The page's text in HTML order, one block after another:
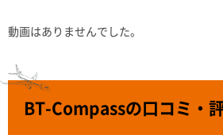
動画はありませんでした。
BT-Compassの口コミ・